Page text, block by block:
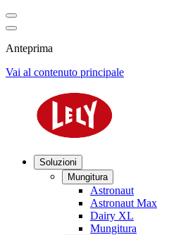
Anteprima
Vai al contenuto principale
Soluzioni
Mungitura
Astronaut
Astronaut Max
Dairy XL
Mungitura